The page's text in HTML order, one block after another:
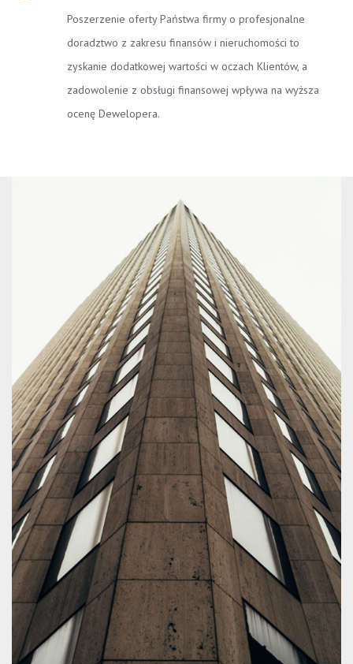
Poszerzenie oferty Państwa firmy o profesjonalne
doradztwo z zakresu finansów i nieruchomości to
zyskanie dodatkowej wartości w oczach Klientów, a
zadowolenie z obsługi finansowej wpływa na wyższa
ocenę Dewelopera.